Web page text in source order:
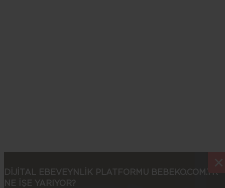
DİJİTAL EBEVEYNLİK PLATFORMU BEBEKO.COM.TR
NE İŞE YARIYOR?